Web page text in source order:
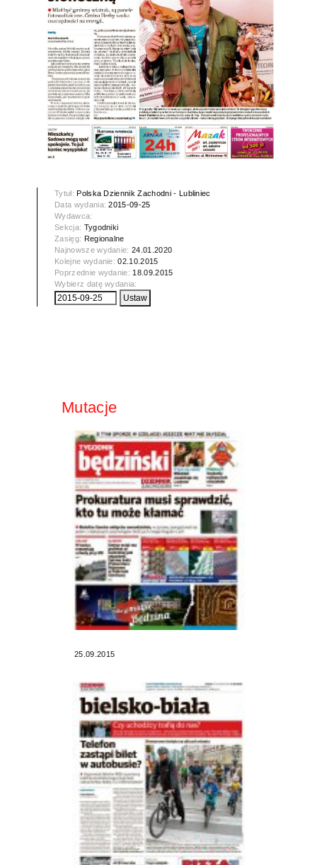
Tytuł:Polska Dziennik Zachodni - Lubliniec
Data wydania:2015-09-25
Wydawca:
Sekcja: Tygodniki
Zasięg: Regionalne
Najnowsze wydanie:24.01.2020
Kolejne wydanie:02.10.2015
Poprzednie wydanie: 18.09.2015
Wybierz datę wydania:
Mutacje
25.09.2015